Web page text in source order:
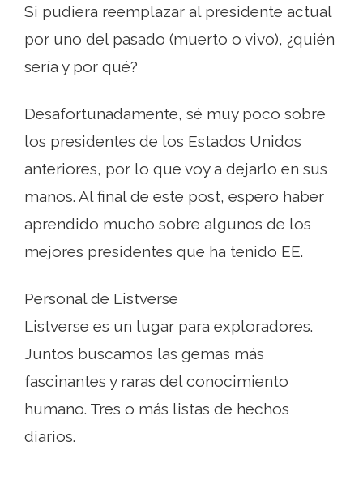
Si pudiera reemplazar al presidente actual
por uno del pasado (muerto o vivo), ¿quién
sería y por qué?
Desafortunadamente, sé muy poco sobre
los presidentes de los Estados Unidos
anteriores, por lo que voy a dejarlo en sus
manos. Al final de este post, espero haber
aprendido mucho sobre algunos de los
mejores presidentes que ha tenido EE.
Personal de Listverse
Listverse es un lugar para exploradores.
Juntos buscamos las gemas más
fascinantes y raras del conocimiento
humano. Tres o más listas de hechos
diarios.